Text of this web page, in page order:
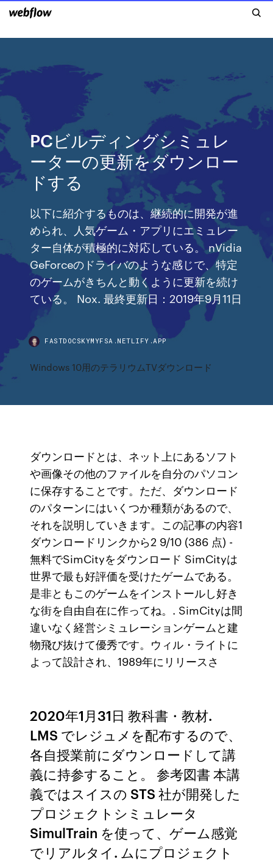
PCビルディングシミュレ
ーターの更新をダウンロー
ドする
以下に紹介するものは、継続的に開発が進
められ、人気ゲーム・アプリにエミュレー
ター自体が積極的に対応している。 nVidia
GeForceのドライバのような感じで、特定
のゲームがきちんと動くように更新を続け
ている。 Nox. 最終更新日：2019年9月11日
FASTDOCSKYMYFSA.NETLIFY.APP
Windows 10用のテラリウムTVダウンロード
ダウンロードとは、ネット上にあるソフト
や画像その他のファイルを自分のパソコン
に保存することです。ただ、ダウンロード
のパターンにはいくつか種類があるので、
それを説明していきます。この記事の内容1
ダウンロードリンクから2 9/10 (386 点) -
無料でSimCityをダウンロード SimCityは
世界で最も好評価を受けたゲームである。
是非ともこのゲームをインストールし好き
な街を自由自在に作ってね。. SimCityは間
違いなく経営シミュレーションゲームと建
物飛び抜けて優秀です。ウィル・ライトに
よって設計され、1989年にリリースさ
2020年1月31日 教科書・教材.
LMS でレジュメを配布するので、
各⾃授業前にダウンロードして講
義に持参すること。 参考図書 本講
義ではスイスの STS 社が開発した
プロジェクトシミュレータ
SimulTrain を使って、ゲーム感覚
でリアルタイ. ムにプロジェクト